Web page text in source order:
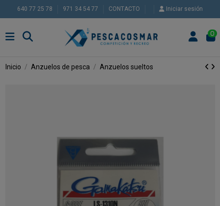
640 77 25 78 971 34 54 77 CONTACTO Iniciar sesión
0
Inicio Anzuelos de pesca Anzuelos sueltos